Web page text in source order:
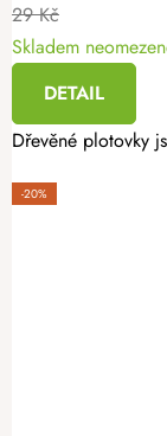
29 Kč
Skladem
DETAIL
Dřevěné plotovky
-20%